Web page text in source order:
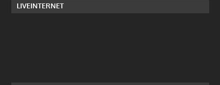
LIVEINTERNET